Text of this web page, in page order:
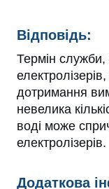
Відповідь:
Термін
дотримання
невелика
воді може
електролізерів.
Додаткова